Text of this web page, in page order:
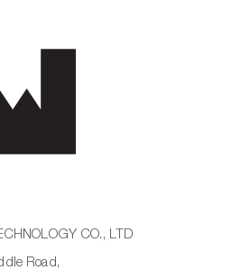
CO., LTD
Road,